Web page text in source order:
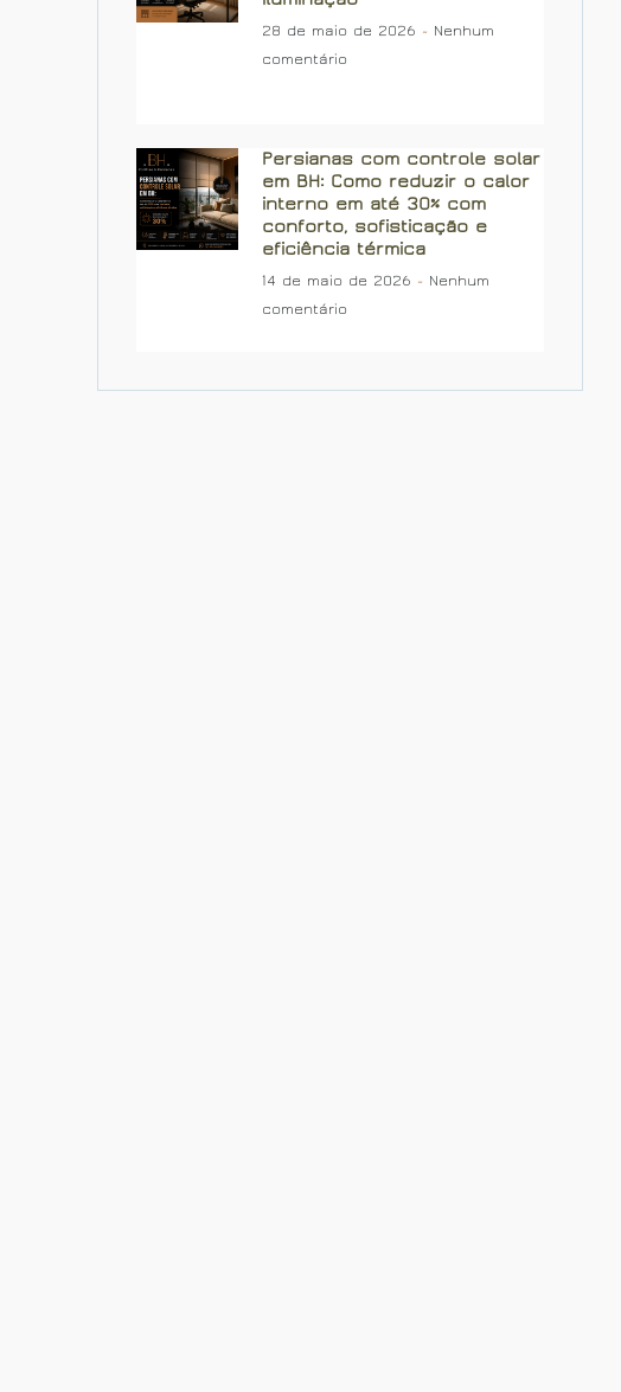
28 de maio de 2026
Nenhum
comentário
Persianas com controle solar
em BH: Como reduzir o calor
interno em até 30% com
conforto, sofisticação e
eficiência térmica
14 de maio de 2026
Nenhum
comentário